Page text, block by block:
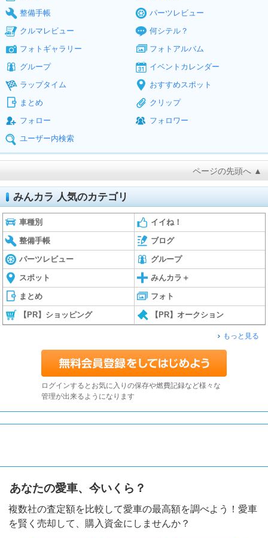
整備手帳
パーツレビュー
クルマレビュー
何シテル？
フォトギャラリー
フォトアルバム
グループ
イベントカレンダー
ラップタイム
おすすめスポット
まとめ
クリップ
フォロー
フォロワー
ユーザー内検索
ページの先頭へ ▲
みんカラ 人気のカテゴリ
車種別 イイね！
整備手帳 ブログ
パーツレビュー グループ
スポット みんカラ＋
まとめ フォト
【PR】ショッピング 【PR】オークション
もっと見る
ログインするとお気に入りの保存や燃費記録など様々な
管理が出来るようになります
あなたの愛車、今いくら？
複数社の査定額を比較して愛車の最高額を調べよう！愛車
を賢く売却して、購入資金にしませんか？